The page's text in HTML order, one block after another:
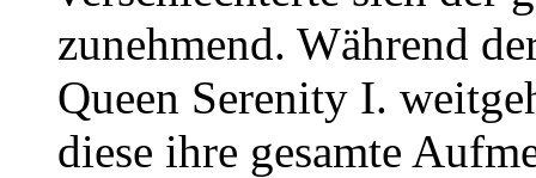
zunehmend. Während
Queen Serenity I.
diese ihre gesamte